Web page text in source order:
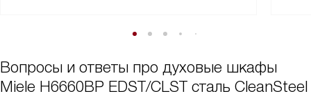
Вопросы и ответы про духовые шкафы
Miele H6660BP EDST/CLST сталь CleanSteel